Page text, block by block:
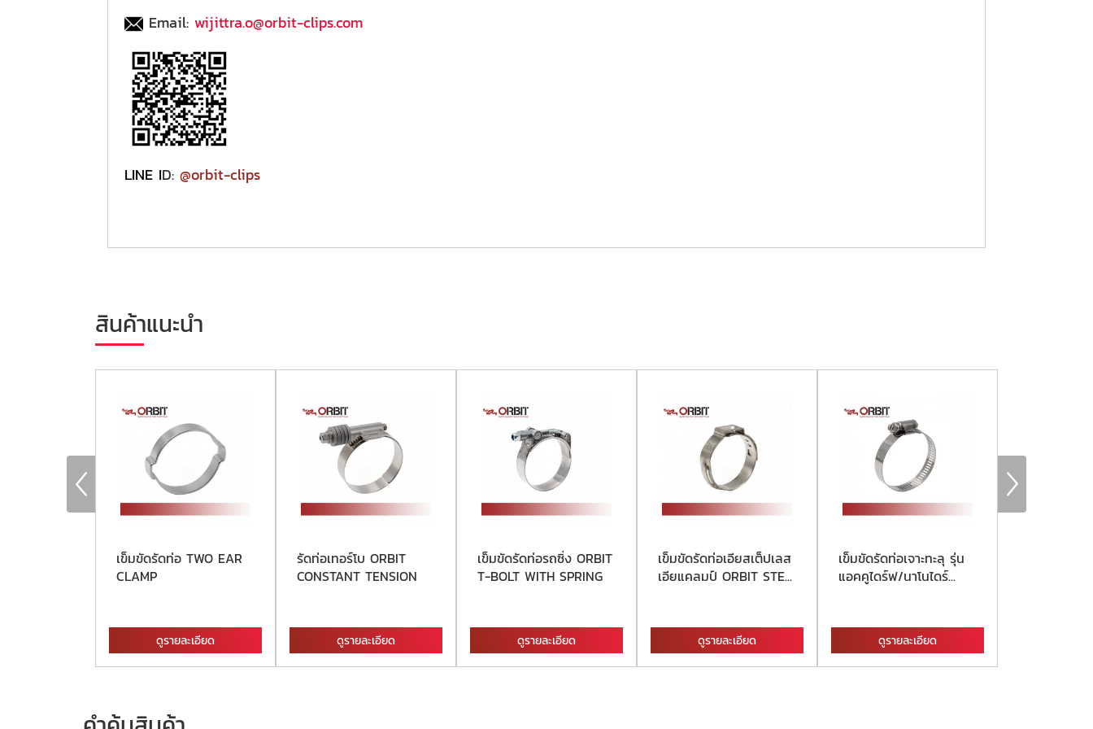
Email: wijittra.o@orbit-clips.com
LINE ID: @orbit-clips
สินค้าแนะนำ
เข็มขัดรัดท่อ TWO EAR
CLAMP
ดูรายละเอียด
รัดท่อเทอร์โบ ORBIT
CONSTANT TENSION
ดูรายละเอียด
เข็มขัดรัดท่อรถซิ่ง ORBIT
T-BOLT WITH SPRING
ดูรายละเอียด
เข็มขัดรัดท่อเอียสเต็ปเลส
เอียแคลมป์ ORBIT STE...
ดูรายละเอียด
เข็มขัดรัดท่อเจาะทะลุ รุ่น
แอคคูไดร์ฟ/นาโนไดร์...
ดูรายละเอียด